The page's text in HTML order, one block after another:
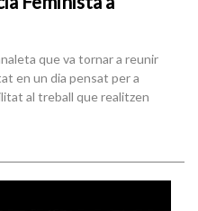
que va tornar a reunir
en un dia pensat per a
al treball que realitzen